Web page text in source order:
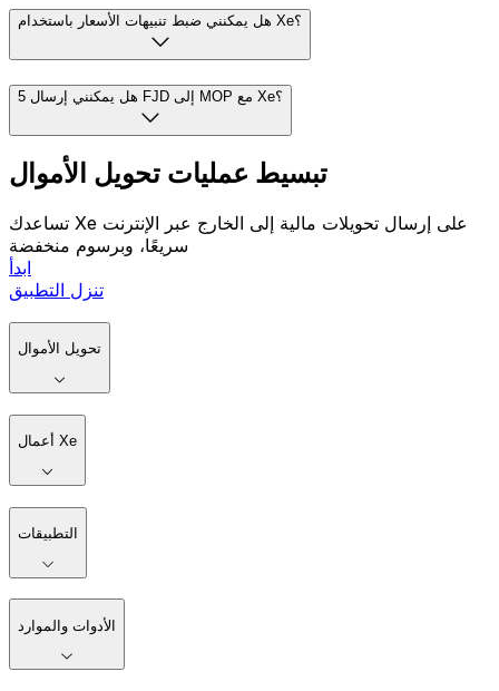
هل يمكنني ضبط تنبيهات الأسعار باستخدام Xe؟
هل يمكنني إرسال 5 FJD إلى MOP مع Xe؟
تبسيط عمليات تحويل الأموال
تساعدك Xe على إرسال تحويلات مالية إلى الخارج عبر الإنترنت
سريعًا، وبرسوم منخفضة
ابدأ
تنزل التطبيق
تحويل الأموال
أعمال Xe
التطبيقات
الأدوات والموارد